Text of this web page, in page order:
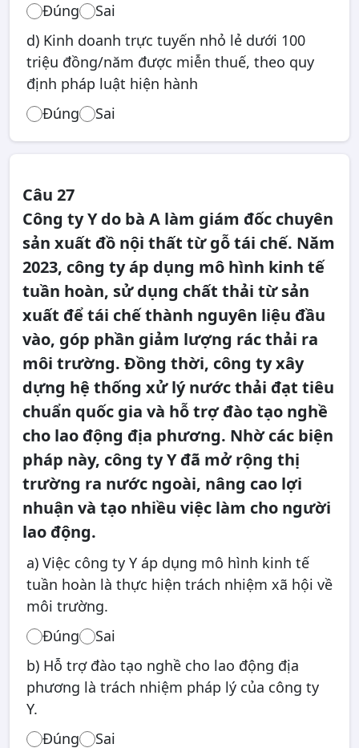
Đúng
Sai
d) Kinh doanh trực tuyến nhỏ lẻ dưới 100
triệu đồng/năm được miễn thuế, theo quy
định pháp luật hiện hành
Đúng
Sai
Câu 27
Công ty Y do bà A làm giám đốc chuyên
sản xuất đồ nội thất từ gỗ tái chế. Năm
2023, công ty áp dụng mô hình kinh tế
tuần hoàn, sử dụng chất thải từ sản
xuất để tái chế thành nguyên liệu đầu
vào, góp phần giảm lượng rác thải ra
môi trường. Đồng thời, công ty xây
dựng hệ thống xử lý nước thải đạt tiêu
chuẩn quốc gia và hỗ trợ đào tạo nghề
cho lao động địa phương. Nhờ các biện
pháp này, công ty Y đã mở rộng thị
trường ra nước ngoài, nâng cao lợi
nhuận và tạo nhiều việc làm cho người
lao động.
a) Việc công ty Y áp dụng mô hình kinh tế
tuần hoàn là thực hiện trách nhiệm xã hội về
môi trường.
Đúng
Sai
b) Hỗ trợ đào tạo nghề cho lao động địa
phương là trách nhiệm pháp lý của công ty
Y.
Đúng
Sai